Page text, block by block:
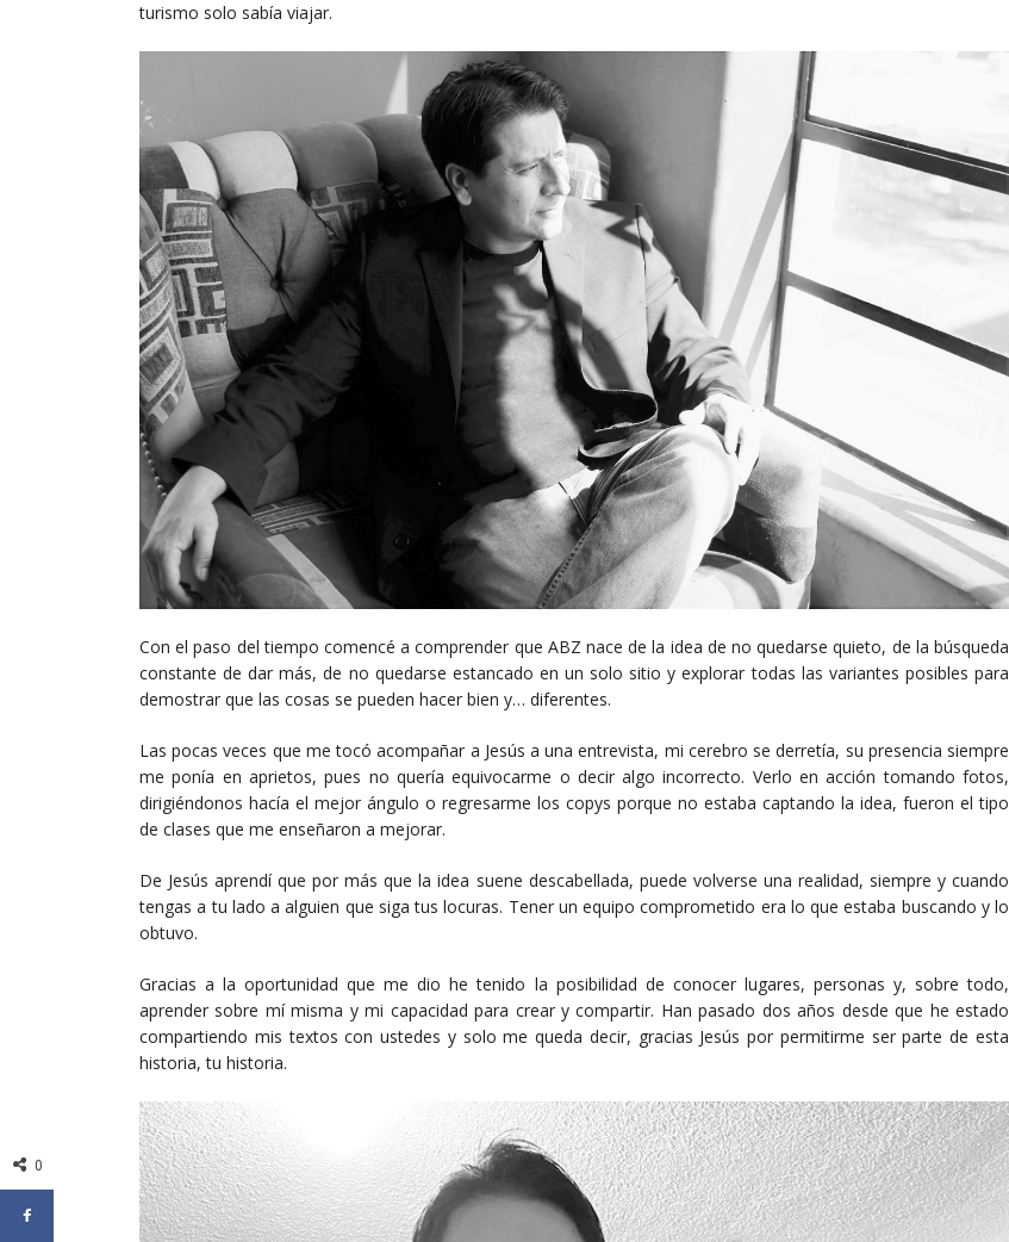
turismo solo sabía viajar.
Con el paso del tiempo comencé a comprender que ABZ nace de la idea de no quedarse quieto, de la búsqueda
constante de dar más, de no quedarse estancado en un solo sitio y explorar todas las variantes posibles para
demostrar que las cosas se pueden hacer bien y… diferentes.
Las pocas veces que me tocó acompañar a Jesús a una entrevista, mi cerebro se derretía, su presencia siempre
me ponía en aprietos, pues no quería equivocarme o decir algo incorrecto. Verlo en acción tomando fotos,
dirigiéndonos hacía el mejor ángulo o regresarme los copys porque no estaba captando la idea, fueron el tipo
de clases que me enseñaron a mejorar.
De Jesús aprendí que por más que la idea suene descabellada, puede volverse una realidad, siempre y cuando
tengas a tu lado a alguien que siga tus locuras. Tener un equipo comprometido era lo que estaba buscando y lo
obtuvo.
Gracias a la oportunidad que me dio he tenido la posibilidad de conocer lugares, personas y, sobre todo,
aprender sobre mí misma y mi capacidad para crear y compartir. Han pasado dos años desde que he estado
compartiendo mis textos con ustedes y solo me queda decir, gracias Jesús por permitirme ser parte de esta
historia, tu historia.
0